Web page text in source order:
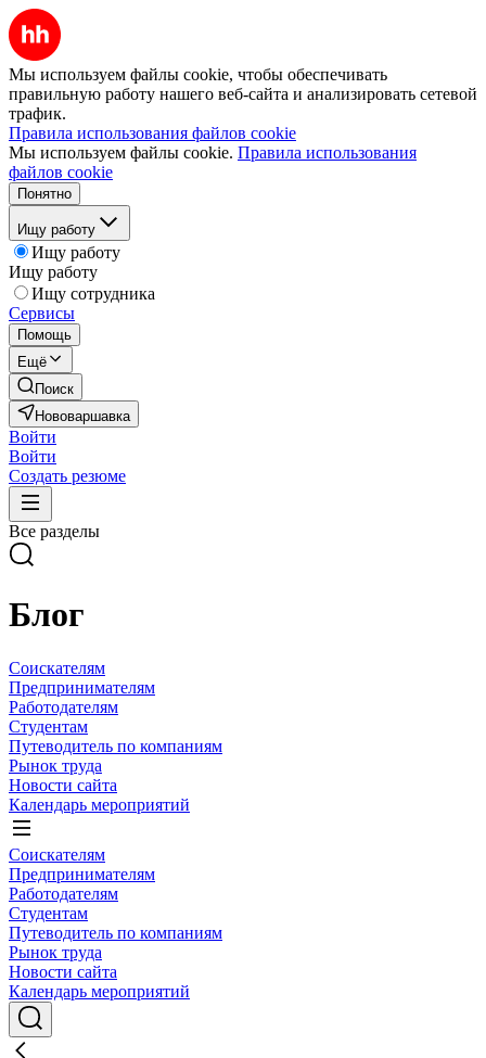
Мы используем файлы cookie, чтобы обеспечивать
правильную работу нашего веб-сайта и анализировать сетевой
трафик.
Правила использования файлов cookie
Мы используем файлы cookie. Правила использования
файлов cookie
Понятно
Ищу работу
Ищу работу
Ищу работу
Ищу сотрудника
Сервисы
Помощь
Ещё
Поиск
Нововаршавка
Войти
Войти
Создать резюме
Все разделы
Блог
Соискателям
Предпринимателям
Работодателям
Студентам
Путеводитель по компаниям
Рынок труда
Новости сайта
Календарь мероприятий
Соискателям
Предпринимателям
Работодателям
Студентам
Путеводитель по компаниям
Рынок труда
Новости сайта
Календарь мероприятий